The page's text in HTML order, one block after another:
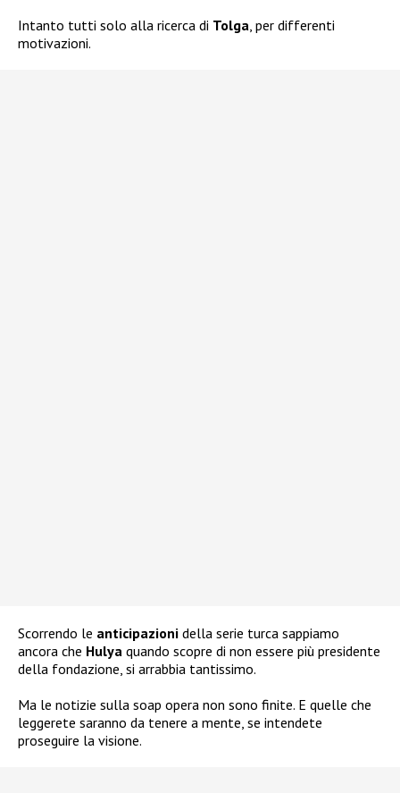
Intanto tutti solo alla ricerca di Tolga, per differenti
motivazioni.
Scorrendo le anticipazioni della serie turca sappiamo
ancora che Hulya quando scopre di non essere più presidente
della fondazione, si arrabbia tantissimo.
Ma le notizie sulla soap opera non sono finite. E quelle che
leggerete saranno da tenere a mente, se intendete
proseguire la visione.